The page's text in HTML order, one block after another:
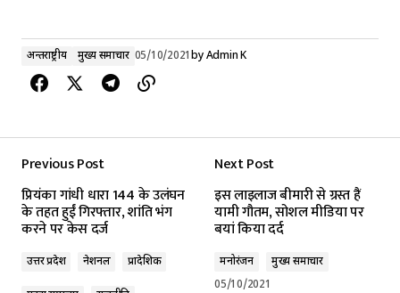
अन्तर्राष्ट्रीय मुख्य समाचार 05/10/2021by Admin K
Previous Post
प्रियंका गांधी धारा 144 के उलंघन
के तहत हुईं गिरफ्तार, शांति भंग
करने पर केस दर्ज
उत्तर प्रदेश नेशनल प्रादेशिक
Next Post
इस लाइलाज बीमारी से ग्रस्त हैं
यामी गौतम, सोशल मीडिया पर
बयां किया दर्द
मनोरंजन
मुख्य समाचार
05/10/2021